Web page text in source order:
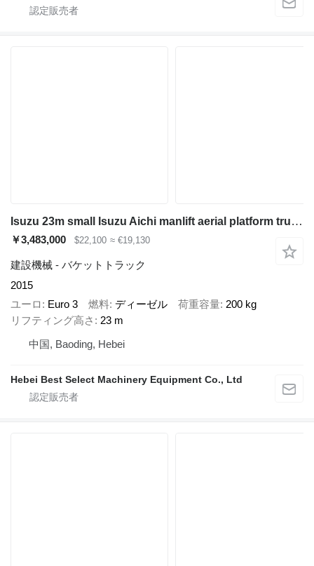
Isuzu 23m small Isuzu Aichi manlift aerial platform truck ISUZU 100P c
￥3,483,000 $22,100 ≈ €19,130
建設機械 - バケットトラック
2015
ユーロ
Euro 3 燃料 ディーゼル 荷重容量 200 kg
リフティング高さ
23 m
中国, Baoding, Hebei
Hebei Best Select Machinery Equipment Co., Ltd